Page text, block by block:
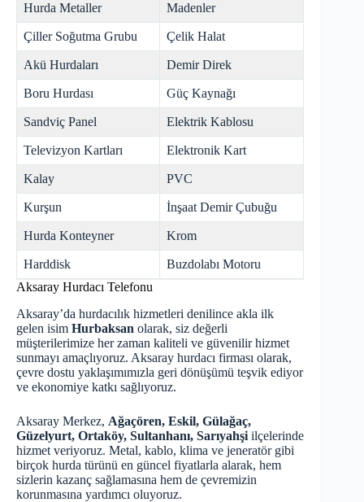
Hurda Metaller Madenler
Çiller Soğutma Grubu Çelik Halat
Akü Hurdaları Demir Direk
Boru Hurdası Güç Kaynağı
Sandviç Panel Elektrik Kablosu
Televizyon Kartları Elektronik Kart
Kalay PVC
Kurşun İnşaat Demir Çubuğu
Hurda Konteyner Krom
Harddisk
Buzdolabı Motoru
Aksaray Hurdacı Telefonu
Aksaray’da hurdacılık hizmetleri denilince akla ilk
gelen isim Hurbaksan olarak, siz değerli
müşterilerimize her zaman kaliteli ve güvenilir hizmet
sunmayı amaçlıyoruz. Aksaray hurdacı firması olarak,
çevre dostu yaklaşımımızla geri dönüşümü teşvik ediyor
ve ekonomiye katkı sağlıyoruz.
Aksaray Merkez, Ağaçören, Eskil, Gülağaç,
Güzelyurt, Ortaköy, Sultanhanı, Sarıyahşi ilçelerinde
hizmet veriyoruz. Metal, kablo, klima ve jeneratör gibi
birçok hurda türünü en güncel fiyatlarla alarak, hem
sizlerin kazanç sağlamasına hem de çevremizin
korunmasına yardımcı oluyoruz.